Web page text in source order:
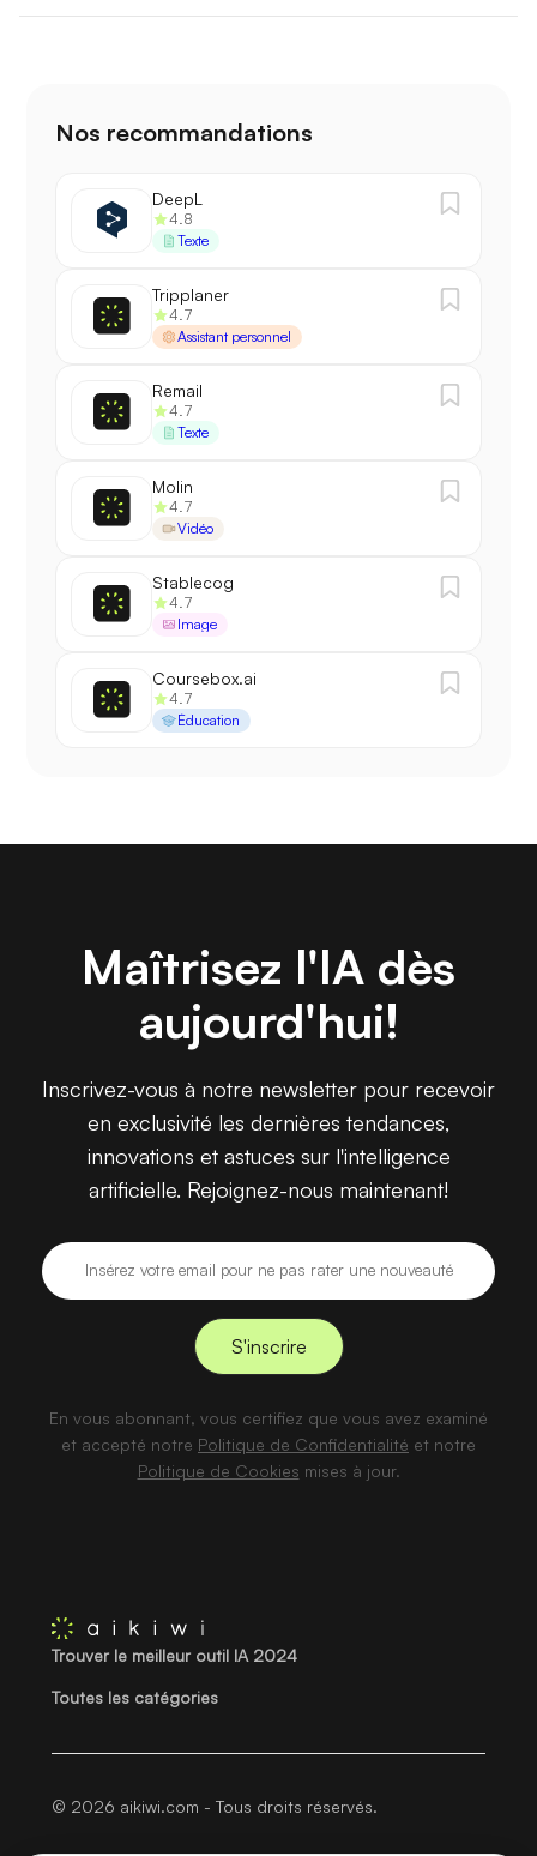
Nos recommandations
DeepL
4.8
Texte
Tripplaner
4.7
Assistant personnel
Remail
4.7
Texte
Molin
4.7
Vidéo
Stablecog
4.7
Image
Coursebox.ai
4.7
Éducation
Maîtrisez l'IA dès
aujourd'hui!
Inscrivez-vous à notre newsletter pour recevoir
en exclusivité les dernières tendances,
innovations et astuces sur l'intelligence
artificielle. Rejoignez-nous maintenant!
En vous abonnant, vous certifiez que vous avez examiné
et accepté notre Politique de Confidentialité et notre
Politique de Cookies mises à jour.
Trouver le meilleur outil IA 2024
Toutes les catégories
© 2026 aikiwi.com - Tous droits réservés.